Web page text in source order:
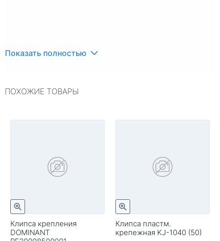
Показать полностью
ПОХОЖИЕ ТОВАРЫ
Клипса крепления
DOMINANT
Клипса пластм.
крепежная KJ-1040 (50)